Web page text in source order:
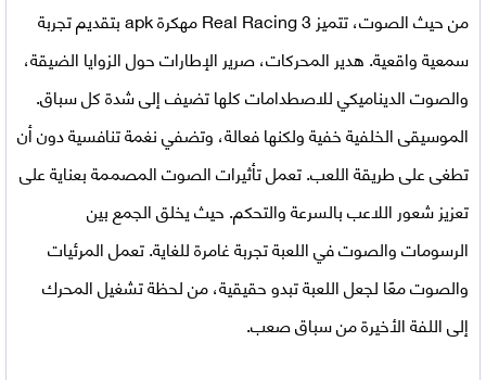
من حيث الصوت، تتميز Real Racing 3 مهكرة apk بتقديم تجربة
سمعية واقعية. هدير المحركات، صرير الإطارات حول الزوايا الضيقة،
والصوت الديناميكي للاصطدامات كلها تضيف إلى شدة كل سباق.
الموسيقى الخلفية خفية ولكنها فعالة، وتضفي نغمة تنافسية دون أن
تطغى على طريقة اللعب. تعمل تأثيرات الصوت المصممة بعناية على
تعزيز شعور اللاعب بالسرعة والتحكم. حيث يخلق الجمع بين
الرسومات والصوت في اللعبة تجربة غامرة للغاية. تعمل المرئيات
والصوت معًا لجعل اللعبة تبدو حقيقية، من لحظة تشغيل المحرك
إلى اللفة الأخيرة من سباق صعب.